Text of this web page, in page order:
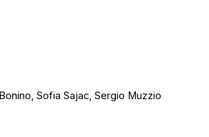
Sofia Sajac, Sergio Muzzio